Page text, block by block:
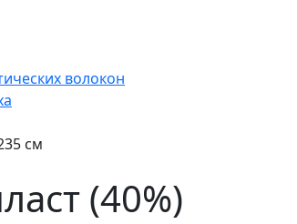
волокон
см
(40%)